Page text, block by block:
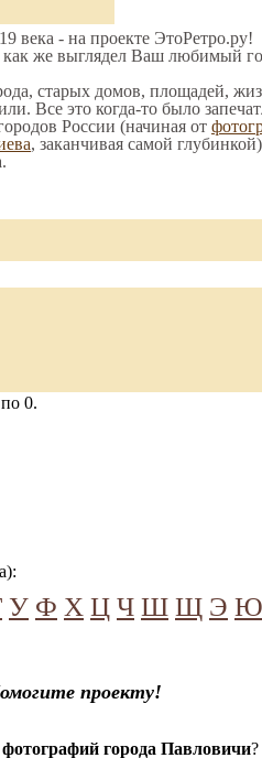
века - на проекте ЭтоРетро.ру!
же выглядел Ваш любимый
старых домов, площадей,
Все это когда-то было
России (начиная от
, заканчивая самой
0.
У Ф Х Ц Ч Ш Щ Э Ю
проекту!
города Павловичи